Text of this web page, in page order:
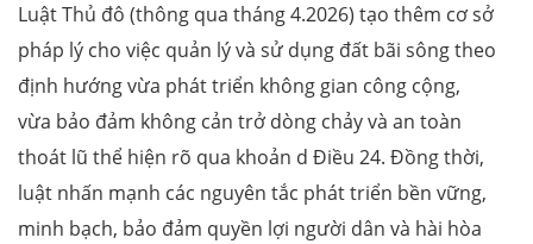
Luật Thủ đô (thông qua tháng 4.2026) tạo thêm cơ sở
pháp lý cho việc quản lý và sử dụng đất bãi sông theo
định hướng vừa phát triển không gian công cộng,
vừa bảo đảm không cản trở dòng chảy và an toàn
thoát lũ thể hiện rõ qua khoản d Điều 24. Đồng thời,
luật nhấn mạnh các nguyên tắc phát triển bền vững,
minh bạch, bảo đảm quyền lợi người dân và hài hòa